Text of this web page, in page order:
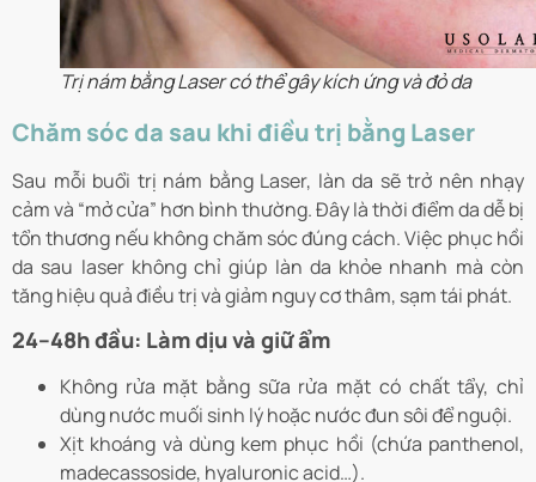
Trị nám bằng Laser có thể gây kích ứng và đỏ da
Chăm sóc da sau khi điều trị bằng Laser
Sau mỗi buổi trị nám bằng Laser, làn da sẽ trở nên nhạy
cảm và “mở cửa” hơn bình thường. Đây là thời điểm da dễ bị
tổn thương nếu không chăm sóc đúng cách. Việc phục hồi
da sau laser không chỉ giúp làn da khỏe nhanh mà còn
tăng hiệu quả điều trị và giảm nguy cơ thâm, sạm tái phát.
24–48h đầu: Làm dịu và giữ ẩm
Không rửa mặt bằng sữa rửa mặt có chất tẩy, chỉ
dùng nước muối sinh lý hoặc nước đun sôi để nguội.
Xịt khoáng và dùng kem phục hồi (chứa panthenol,
madecassoside, hyaluronic acid…).